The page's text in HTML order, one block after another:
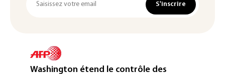
S'inscrire
Washington étend le contrôle des